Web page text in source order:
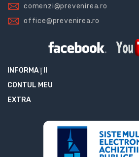
comenzi@prevenirea.ro
office@prevenirea.ro
INFORMAŢII
CONTUL MEU
EXTRA